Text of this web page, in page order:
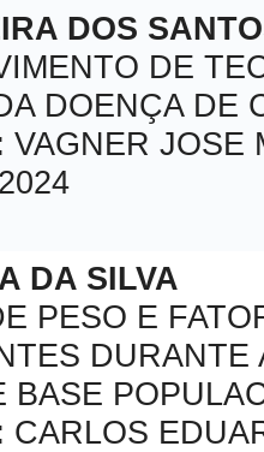
DOS
DE
DOENÇA DE
VAGNER JOSE
DA SILVA
PESO E
BASE
CARLOS